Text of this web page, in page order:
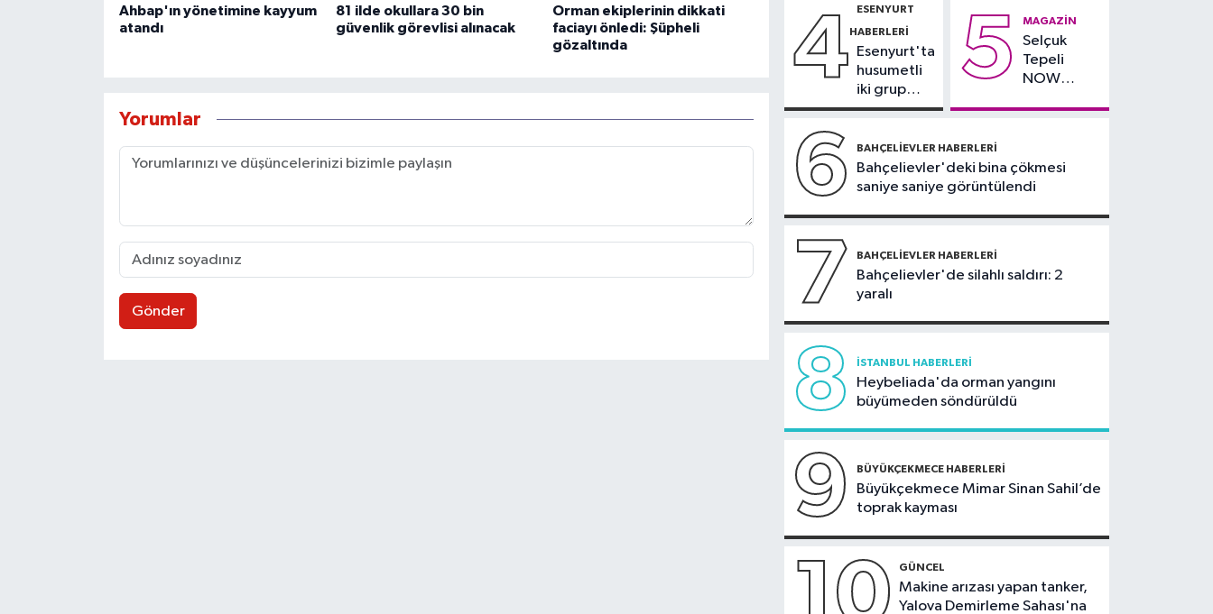
Ahbap'ın yönetimine kayyum
atandı
81 ilde okullara 30 bin
güvenlik görevlisi alınacak
Orman ekiplerinin dikkati
faciayı önledi: Şüpheli
gözaltında
Yorumlar
Gönder
4 ESENYURT
HABERLERI
Esenyurt'ta
husumetli
iki grup
arasında
kavga
5 MAGAZIN
Selçuk
Tepeli
NOW
6 BAHÇELIEVLER HABERLERI
Bahçelievler'deki bina çökmesi
saniye saniye görüntülendi
7 BAHÇELIEVLER HABERLERI
Bahçelievler'de silahlı saldırı: 2
yaralı
8 İSTANBUL HABERLERI
Heybeliada'da orman yangını
büyümeden söndürüldü
9 BÜYÜKÇEKMECE HABERLERI
Büyükçekmece Mimar Sinan Sahil’de
toprak kayması
GÜNCEL
Makine arızası yapan tanker,
Yalova Demirleme Sahası'na